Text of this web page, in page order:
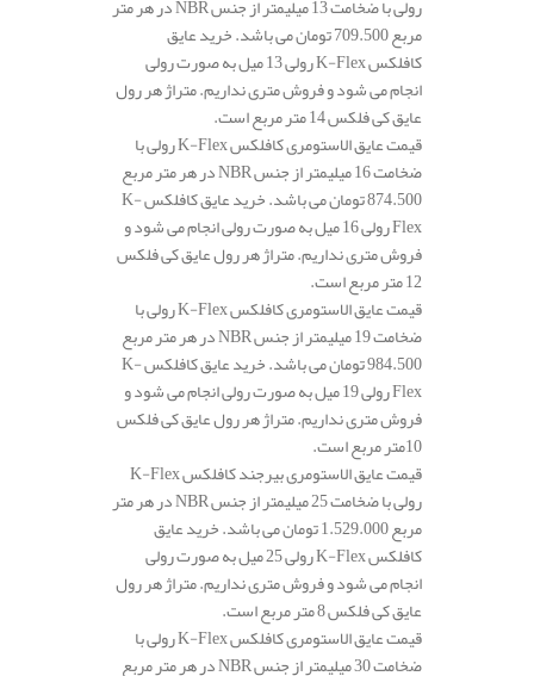
رولی با ضخامت 13 میلیمتر از جنس NBR در هر متر
مربع 709.500 تومان می باشد. خرید عایق
کافلکس K-Flex رولی 13 میل به صورت رولی
انجام می شود و فروش متری نداریم. متراژ هر رول
عایق کی فلکس 14 متر مربع است.
قیمت عایق الاستومری کافلکس K-Flex رولی با
ضخامت 16 میلیمتر از جنس NBR در هر متر مربع
874.500 تومان می باشد. خرید عایق کافلکس K-
Flex رولی 16 میل به صورت رولی انجام می شود و
فروش متری نداریم. متراژ هر رول عایق کی فلکس
12 متر مربع است.
قیمت عایق الاستومری کافلکس K-Flex رولی با
ضخامت 19 میلیمتر از جنس NBR در هر متر مربع
984.500 تومان می باشد. خرید عایق کافلکس K-
Flex رولی 19 میل به صورت رولی انجام می شود و
فروش متری نداریم. متراژ هر رول عایق کی فلکس
10متر مربع است.
قیمت عایق الاستومری بیرجند کافلکس K-Flex
رولی با ضخامت 25 میلیمتر از جنس NBR در هر متر
مربع 1.529.000 تومان می باشد. خرید عایق
کافلکس K-Flex رولی 25 میل به صورت رولی
انجام می شود و فروش متری نداریم. متراژ هر رول
عایق کی فلکس 8 متر مربع است.
قیمت عایق الاستومری کافلکس K-Flex رولی با
ضخامت 30 میلیمتر از جنس NBR در هر متر مربع